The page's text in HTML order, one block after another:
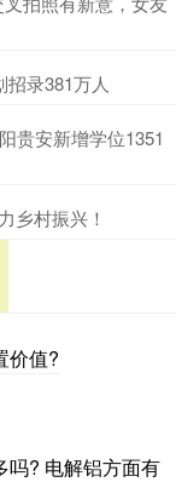
录381万人
贵安新增学位1351
乡村振兴！
价值?
吗? 电解铝方面有